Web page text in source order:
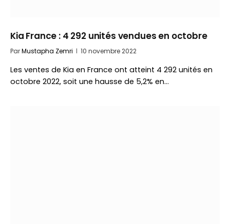
Kia France : 4 292 unités vendues en octobre
ParMustapha Zemri 10 novembre 2022
Les ventes de Kia en France ont atteint 4 292 unités en
octobre 2022, soit une hausse de 5,2% en…